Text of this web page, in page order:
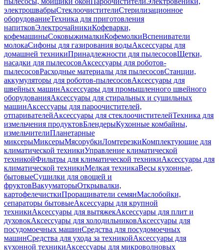
электрошвабрыСтеклоочистителиСтерилизационное
оборудованиеТехника для приготовления
напитковЭлектрочайникиКофеварки,
кофемашиныСоковыжималкиКофемолкиВспениватели
молокаСифоны для газирования водыАксессуары для
домашней техникиПринадлежности для пылесосовЩетки,
насадки для пылесосовАксессуары для роботов-
пылесосовРасходные материалы для пылесосовСтанции,
аккумуляторы для роботов-пылесосовАксессуары для
швейных машинАксессуары для промышленного швейного
оборудованияАксессуары для стиральных и сушильных
машинАксессуары для пароочистителей,
отпаривателейАксессуары для стеклоочистителейТехника для
измельчения продуктовБлендерыКухонные комбайны,
измельчителиПланетарные
миксерыМиксерыМясорубкиЛомтерезкиКомплектующие для
климатической техникиУправление климатической
техникойФильтры для климатической техникиАксессуары для
климатической техникиМелкая техникаВесы кухонные,
бытовыеСушилки для овощей и
фруктовВакууматорыОткрывалки,
картофелечисткиПроращиватели семянМаслобойки,
сепараторы бытовыеАксессуары для крупной
техникиАксессуары для вытяжекАксессуары для плит и
духовокАксессуары для холодильниковАксессуары для
посудомоечных машинСредства для посудомоечных
машинСредства для ухода за техникойАксессуары для
кухонной техникиАксессуары для микроволновых